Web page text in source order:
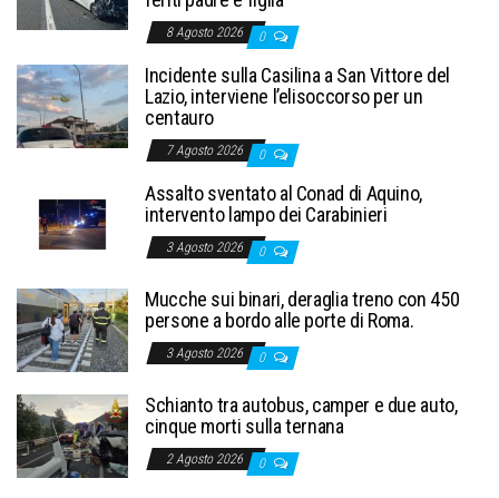
8 Agosto 2026 0
Incidente sulla Casilina a San Vittore del
Lazio, interviene l’elisoccorso per un
centauro
7 Agosto 2026 0
Assalto sventato al Conad di Aquino,
intervento lampo dei Carabinieri
3 Agosto 2026 0
Mucche sui binari, deraglia treno con 450
persone a bordo alle porte di Roma.
3 Agosto 2026 0
Schianto tra autobus, camper e due auto,
cinque morti sulla ternana
2 Agosto 2026 0